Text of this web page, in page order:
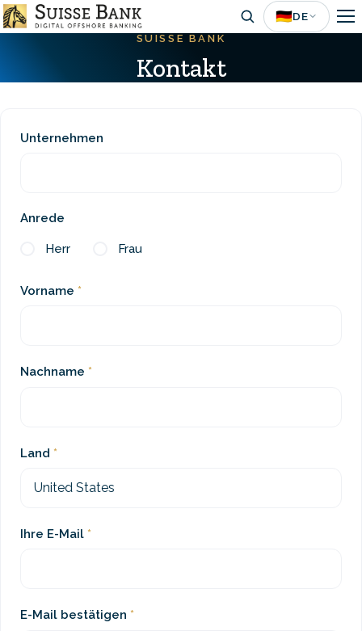
Skip
to
🇩🇪DE
Kontakt
Unternehmen
Anrede
Herr Frau
Vorname
Nachname
Land
Ihre E-Mail
E-Mail bestätigen